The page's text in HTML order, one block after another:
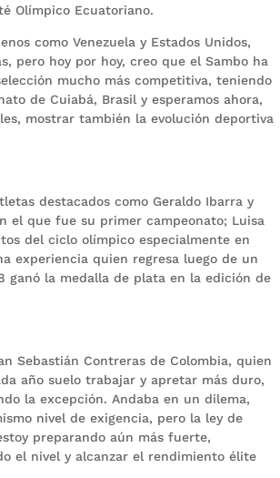
Olímpico Ecuatoriano.
como Venezuela y Estados Unidos,
pero hoy por hoy, creo que el Sambo ha
mucho más competitiva, teniendo
de Cuiabá, Brasil y esperamos ahora,
mostrar también la evolución deportiva
destacados como Geraldo Ibarra y
el que fue su primer campeonato; Luisa
del ciclo olímpico especialmente en
experiencia quien regresa luego de un
ganó la medalla de plata en la edición de
Sebastián Contreras de Colombia, quien
año suelo trabajar y apretar más duro,
la excepción. Andaba en un dilema,
nivel de exigencia, pero la ley de
preparando aún más fuerte,
el nivel y alcanzar el rendimiento élite